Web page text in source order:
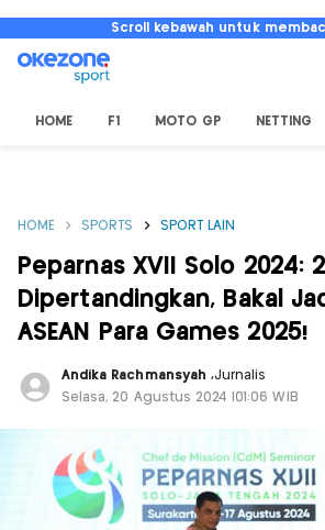
Scroll kebawah untuk
HOME F1 MOTO GP NETTING
HOME SPORTS SPORT LAIN
Peparnas XVII Solo 2024:
Dipertandingkan, Bakal
ASEAN Para Games 2025!
Andika Rachmansyah ,Jurnalis
Selasa, 20 Agustus 2024 |01:06 WIB